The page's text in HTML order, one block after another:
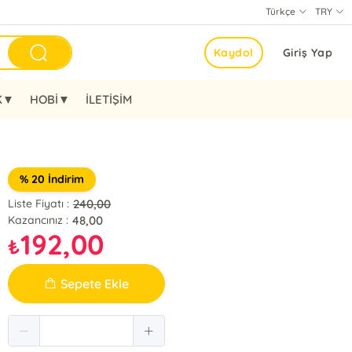
TRY
Türkçe
Giriş Yap
Kaydol
HOBİ▼ İLETİŞİM
% 20 İndirim
Liste Fiyatı : 240,00
Kazancınız : 48,00
₺192,00
Sepete Ekle